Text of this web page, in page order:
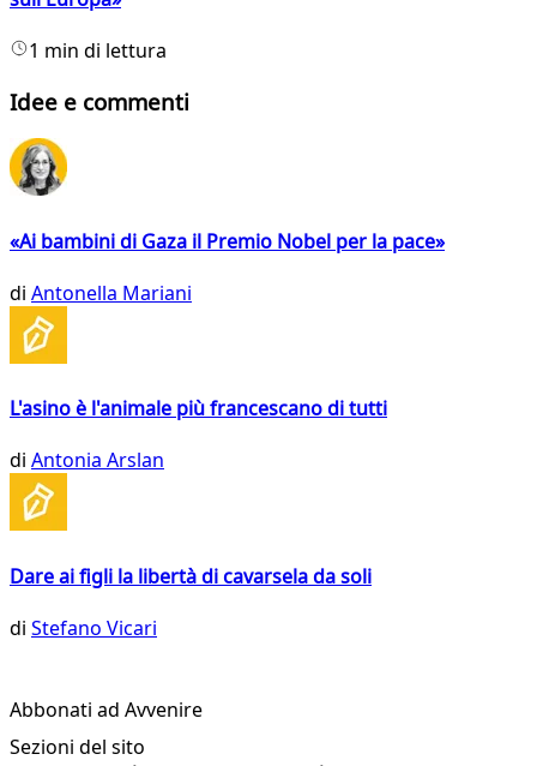
1 min di lettura
Idee e commenti
«Ai bambini di Gaza il Premio Nobel per la pace»
di Antonella Mariani
L'asino è l'animale più francescano di tutti
di Antonia Arslan
Dare ai figli la libertà di cavarsela da soli
di Stefano Vicari
Abbonati ad Avvenire
Sezioni del sito